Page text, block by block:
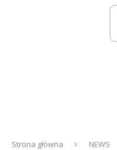
Strona główna NEWS